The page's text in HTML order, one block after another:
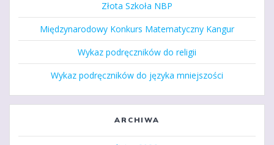
Złota Szkoła NBP
Międzynarodowy Konkurs Matematyczny Kangur
Wykaz podręczników do religii
Wykaz podręczników do języka mniejszości
ARCHIWA